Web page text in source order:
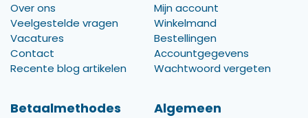
Over ons
Veelgestelde vragen
Vacatures
Contact
Recente blog artikelen
Mijn account
Winkelmand
Bestellingen
Accountgegevens
Wachtwoord vergeten
Betaalmethodes Algemeen